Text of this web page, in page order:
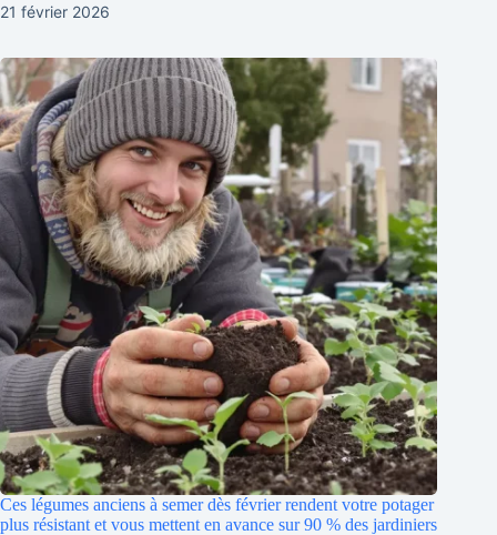
21 février 2026
Ces légumes anciens à semer dès février rendent votre potager
plus résistant et vous mettent en avance sur 90 % des jardiniers